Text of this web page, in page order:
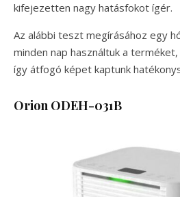
kifejezetten nagy hatásfokot ígér.
Az alábbi teszt megírásához egy
minden nap használtuk a
így átfogó képet kaptunk
Orion ODEH-031B